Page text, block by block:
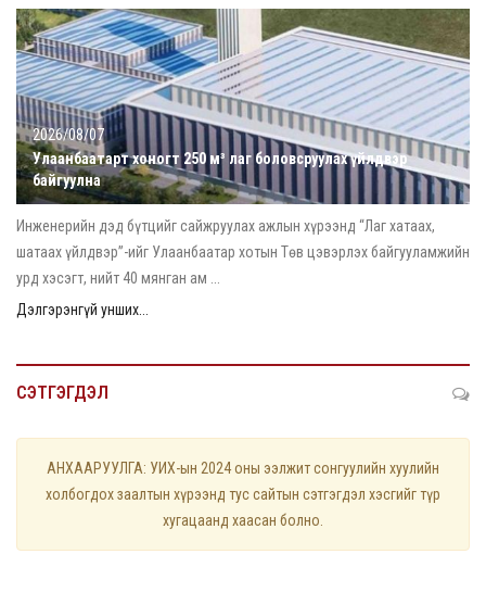
2026/08/07
Улаанбаатарт хоногт 250 м³ лаг боловсруулах үйлдвэр
байгуулна
Инженерийн дэд бүтцийг сайжруулах ажлын хүрээнд “Лаг хатаах,
шатаах үйлдвэр”-ийг Улаанбаатар хотын Төв цэвэрлэх байгууламжийн
урд хэсэгт, нийт 40 мянган ам ...
Дэлгэрэнгүй унших...
СЭТГЭГДЭЛ
АНХААРУУЛГА: УИХ-ын 2024 оны ээлжит сонгуулийн хуулийн
холбогдох заалтын хүрээнд тус сайтын сэтгэгдэл хэсгийг түр
хугацаанд хаасан болно.